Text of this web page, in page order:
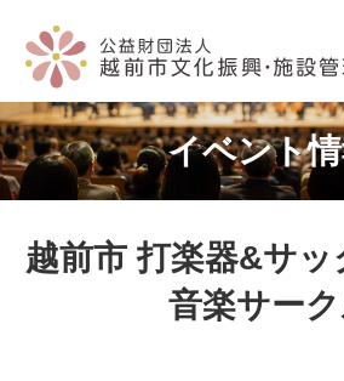
へ
ス
キ
ッ
プ
ョ
ン
に
移
動
イベント
越前市 打楽器&サ
音楽サー